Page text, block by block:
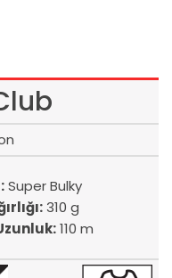
Super Bulky
310 g
110 m